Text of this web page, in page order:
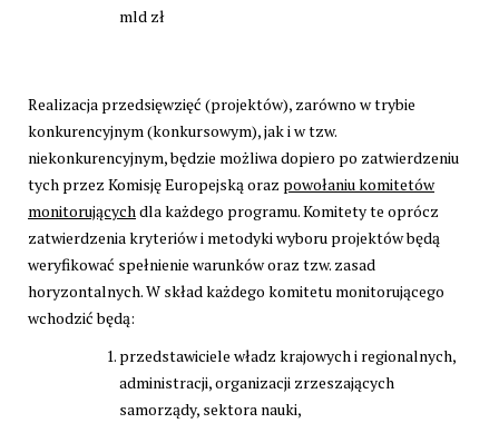
mld zł
Realizacja przedsięwzięć (projektów), zarówno w trybie
konkurencyjnym (konkursowym), jak i w tzw.
niekonkurencyjnym, będzie możliwa dopiero po zatwierdzeniu
tych przez Komisję Europejską oraz powołaniu komitetów
monitorujących dla każdego programu. Komitety te oprócz
zatwierdzenia kryteriów i metodyki wyboru projektów będą
weryfikować spełnienie warunków oraz tzw. zasad
horyzontalnych. W skład każdego komitetu monitorującego
wchodzić będą:
przedstawiciele władz krajowych i regionalnych,
administracji, organizacji zrzeszających
samorządy, sektora nauki,